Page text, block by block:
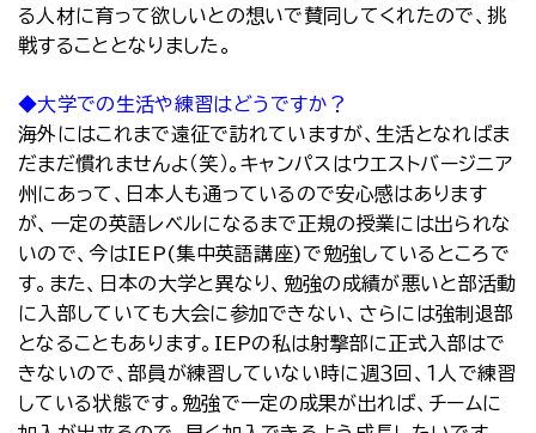
る人材に育って欲しいとの想いで賛同してくれたので、挑
戦することとなりました。
◆大学での生活や練習はどうですか？
海外にはこれまで遠征で訪れていますが、生活となればま
だまだ慣れませんよ（笑）。キャンパスはウエストバージニア
州にあって、日本人も通っているので安心感はあります
が、一定の英語レベルになるまで正規の授業には出られな
いので、今はIEP(集中英語講座)で勉強しているところで
す。また、日本の大学と異なり、勉強の成績が悪いと部活動
に入部していても大会に参加できない、さらには強制退部
となることもあります。IEPの私は射撃部に正式入部はで
きないので、部員が練習していない時に週３回、１人で練習
している状態です。勉強で一定の成果が出れば、チームに